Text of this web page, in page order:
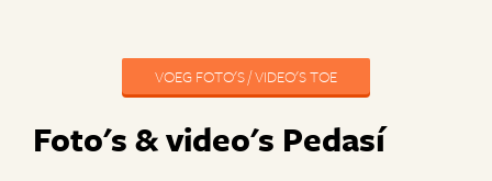
VOEG FOTO'S / VIDEO'S TOE
Foto's & video's Pedasí